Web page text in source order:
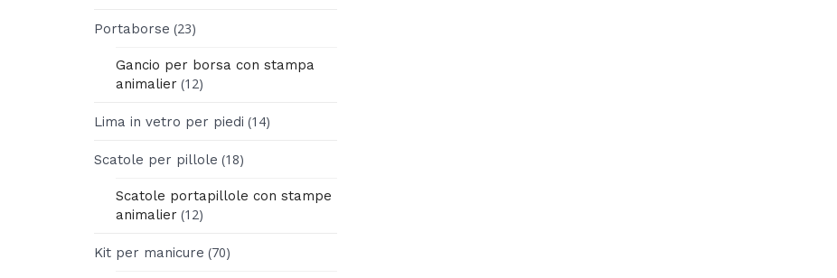
Portaborse (23)
Gancio per borsa con stampa
animalier (12)
Lima in vetro per piedi (14)
Scatole per pillole (18)
Scatole portapillole con stampe
animalier (12)
Kit per manicure (70)